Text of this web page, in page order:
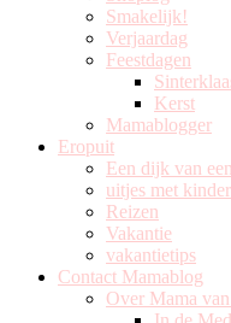
Smakelijk!
Verjaardag
Feestdagen
Kerst
Mamablogger
Eropuit
Een dijk van
uitjes met
Reizen
Vakantie
vakantietips
Contact Mamablog
Over Mama